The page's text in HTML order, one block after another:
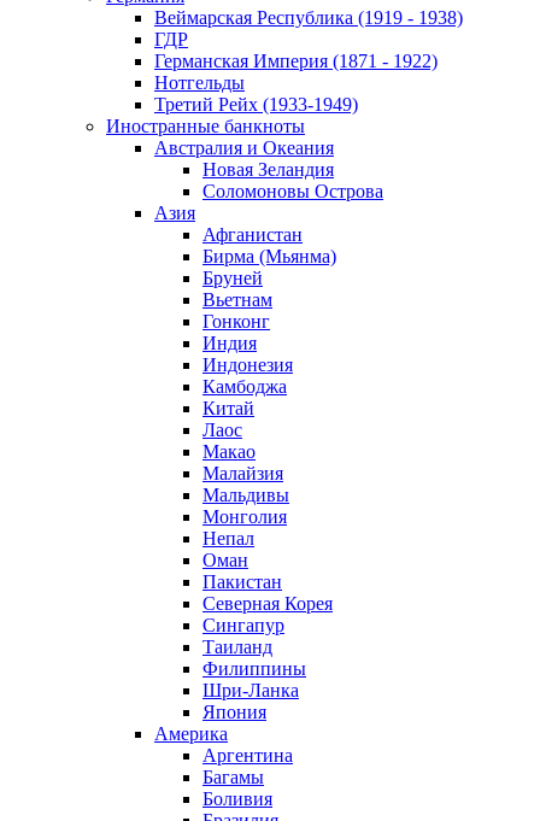
Веймарская Республика (1919 - 1938)
ГДР
Германская Империя (1871 - 1922)
Нотгельды
Третий Рейх (1933-1949)
Иностранные банкноты
Австралия и Океания
Новая Зеландия
Соломоновы Острова
Азия
Афганистан
Бирма (Мьянма)
Бруней
Вьетнам
Гонконг
Индия
Индонезия
Камбоджа
Китай
Лаос
Макао
Малайзия
Мальдивы
Монголия
Непал
Оман
Пакистан
Северная Корея
Сингапур
Таиланд
Филиппины
Шри-Ланка
Япония
Америка
Аргентина
Багамы
Боливия